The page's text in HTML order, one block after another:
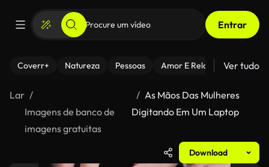
Entrar
Coverr+ Natureza Pessoas Amor E Relacionamentos
Ver tudo
Lar
Imagens de banco de
imagens gratuitas
As Mãos Das Mulheres
Digitando Em Um Laptop
Download